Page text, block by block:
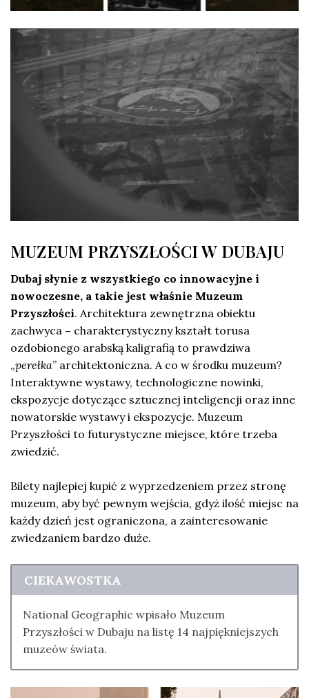
MUZEUM PRZYSZŁOŚCI W DUBAJU
Dubaj słynie z wszystkiego co innowacyjne i
nowoczesne, a takie jest właśnie Muzeum
Przyszłości. Architektura zewnętrzna obiektu
zachwyca – charakterystyczny kształt torusa
ozdobionego arabską kaligrafią to prawdziwa
„perełka” architektoniczna. A co w środku muzeum?
Interaktywne wystawy, technologiczne nowinki,
ekspozycje dotyczące sztucznej inteligencji oraz inne
nowatorskie wystawy i ekspozycje. Muzeum
Przyszłości to futurystyczne miejsce, które trzeba
zwiedzić.
Bilety najlepiej kupić z wyprzedzeniem przez stronę
muzeum, aby być pewnym wejścia, gdyż ilość miejsc na
każdy dzień jest ograniczona, a zainteresowanie
zwiedzaniem bardzo duże.
CIEKAWOSTKA
National Geographic wpisało Muzeum
Przyszłości w Dubaju na listę 14 najpiękniejszych
muzeów świata.